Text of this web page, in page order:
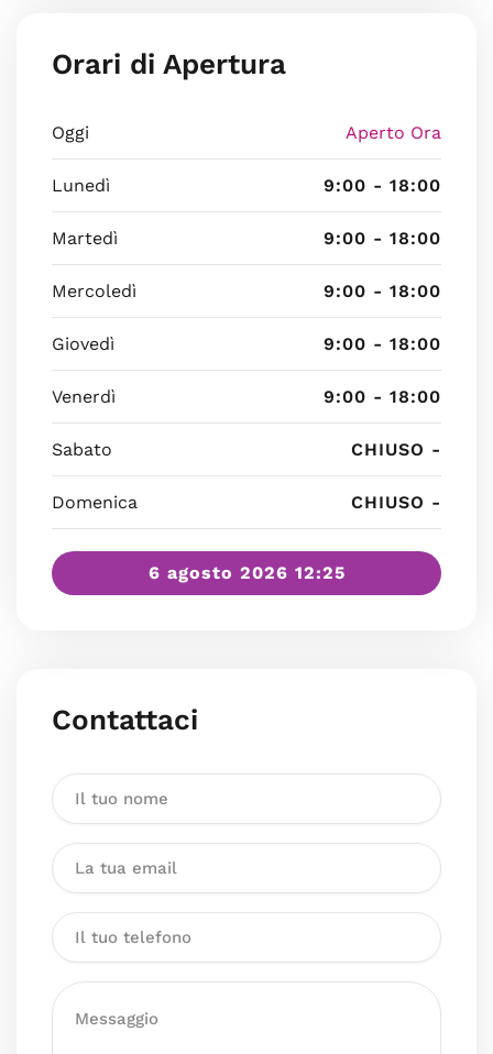
Orari di Apertura
Oggi Aperto Ora
Lunedì 9:00 - 18:00
Martedì 9:00 - 18:00
Mercoledì 9:00 - 18:00
Giovedì 9:00 - 18:00
Venerdì 9:00 - 18:00
Sabato CHIUSO -
Domenica CHIUSO -
6 agosto 2026 12:25
Contattaci